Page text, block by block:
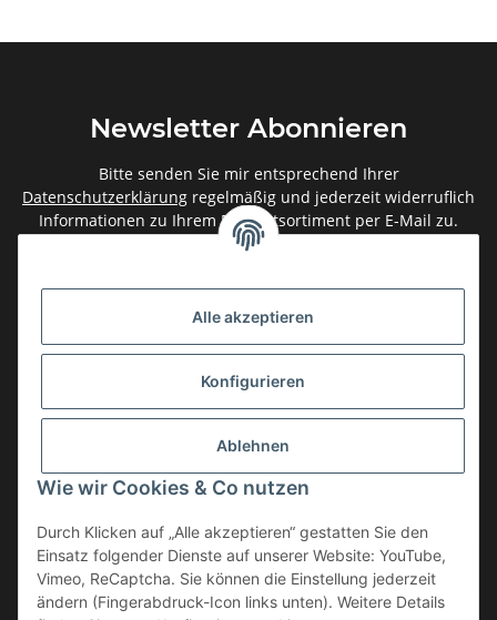
Alle akzeptieren
Konfigurieren
Ablehnen
Wie wir Cookies & Co nutzen
Durch Klicken auf „Alle akzeptieren“ gestatten Sie den
Einsatz folgender Dienste auf unserer Website: YouTube,
Vimeo, ReCaptcha. Sie können die Einstellung jederzeit
ändern (Fingerabdruck-Icon links unten). Weitere Details
Newsletter Abonnieren
Bitte senden Sie mir entsprechend Ihrer
Datenschutzerklärung regelmäßig und jederzeit widerruflich
Informationen zu Ihrem Produktsortiment per E-Mail zu.
Gesetzliche Informationen
Informationen
Service
Vertrag widerrufen
* Alle Preise inkl. gesetzlicher USt., zzgl.Versand